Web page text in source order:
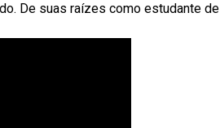
De suas raízes como estudante de